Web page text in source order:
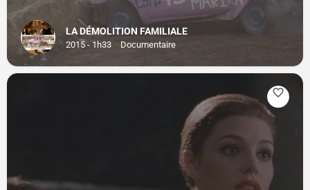
LA DÉMOLITION FAMILIALE
2015 - 1h33 Documentaire